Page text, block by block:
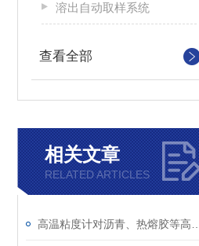
溶出自动取样系统
查看全部
相关文章
RELATED ARTICLES